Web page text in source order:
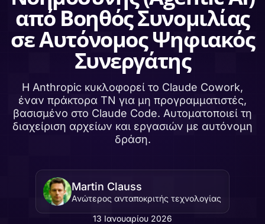
από Βοηθός Συνομιλίας
σε Αυτόνομος Ψηφιακός
Συνεργάτης
Η Anthropic κυκλοφορεί το Claude Cowork,
έναν πράκτορα ΤΝ για μη προγραμματιστές,
βασισμένο στο Claude Code. Αυτοματοποιεί τη
διαχείριση αρχείων και εργασιών με αυτόνομη
δράση.
Martin Clauss
Ανώτερος ανταποκριτής τεχνολογίας
13 Ιανουαρίου 2026